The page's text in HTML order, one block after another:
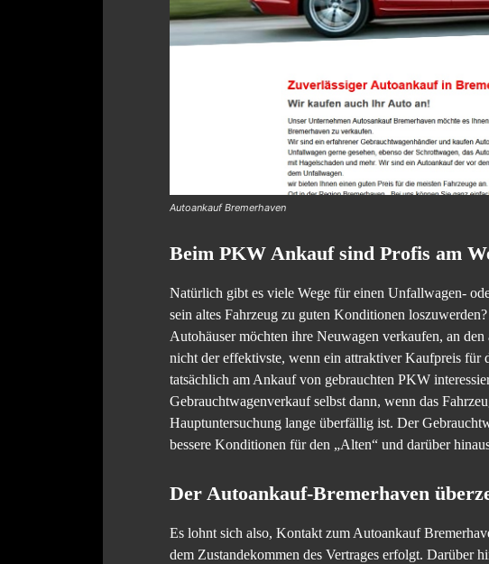
Autoankauf Bremerhaven
Beim PKW Ankauf sind Profis am
Natürlich gibt es viele Wege für einen Unfallwagen-
sein altes Fahrzeug zu guten Konditionen
Autohäuser möchten ihre Neuwagen verkaufen, an
nicht der effektivste, wenn ein attraktiver Kaufpreis für
tatsächlich am Ankauf von gebrauchten PKW
Gebrauchtwagenverkauf selbst dann, wenn das
Hauptuntersuchung lange überfällig ist. Der
bessere Konditionen für den „Alten“ und darüber
Der Autoankauf-Bremerhaven
Es lohnt sich also, Kontakt zum Autoankauf
dem Zustandekommen des Vertrages erfolgt. Darüber